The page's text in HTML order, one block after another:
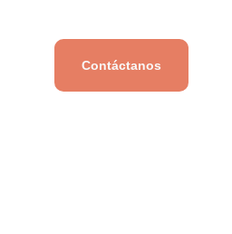
Contáctanos